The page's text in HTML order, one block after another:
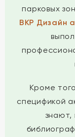
парковых
ВКР Дизайн
Кроме
спецификой
знают,